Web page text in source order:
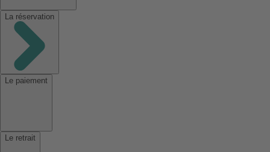
La réservation
Le paiement
Le retrait